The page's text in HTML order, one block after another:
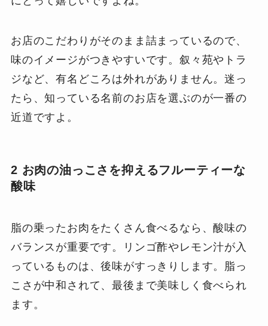
お店のこだわりがそのまま詰まっているので、
味のイメージがつきやすいです。叙々苑やトラ
ジなど、有名どころは外れがありません。迷っ
たら、知っている名前のお店を選ぶのが一番の
近道ですよ。
2 お肉の油っこさを抑えるフルーティーな
酸味
脂の乗ったお肉をたくさん食べるなら、酸味の
バランスが重要です。リンゴ酢やレモン汁が入
っているものは、後味がすっきりします。脂っ
こさが中和されて、最後まで美味しく食べられ
ます。